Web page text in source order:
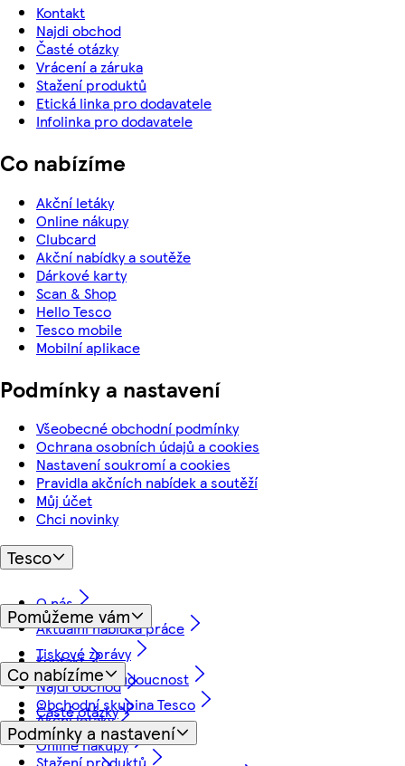
Kontakt
Najdi obchod
Časté otázky
Vrácení a záruka
Stažení produktů
Etická linka pro dodavatele
Infolinka pro dodavatele
Co nabízíme
Akční letáky
Online nákupy
Clubcard
Akční nabídky a soutěže
Dárkové karty
Scan & Shop
Hello Tesco
Tesco mobile
Mobilní aplikace
Podmínky a nastavení
Všeobecné obchodní podmínky
Ochrana osobních údajů a cookies
Nastavení soukromí a cookies
Pravidla akčních nabídek a soutěží
Můj účet
Chci novinky
Tesco
O nás
Aktuální nabídka práce
Tiskové zprávy
Myslíme na budoucnost
Obchodní skupina Tesco
Pomůžeme vám
Kontakt
Najdi obchod
Časté otázky
Vrácení a záruka
Co nabízíme
Akční letáky
Online nákupy
Podmínky a nastavení